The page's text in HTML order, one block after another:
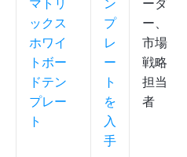
マトリ
ックス
ホワイ
トボー
ドテン
プレー
ト
ン
プ
レ
ー
ト
を
入
手
ーダ
ー、
市場
戦略
担当
者